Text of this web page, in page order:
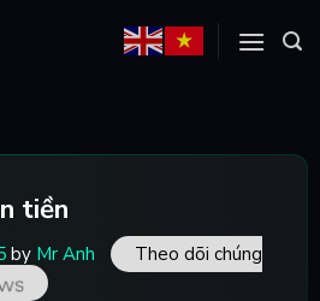
tiền
by Mr Anh
Theo dõi chúng